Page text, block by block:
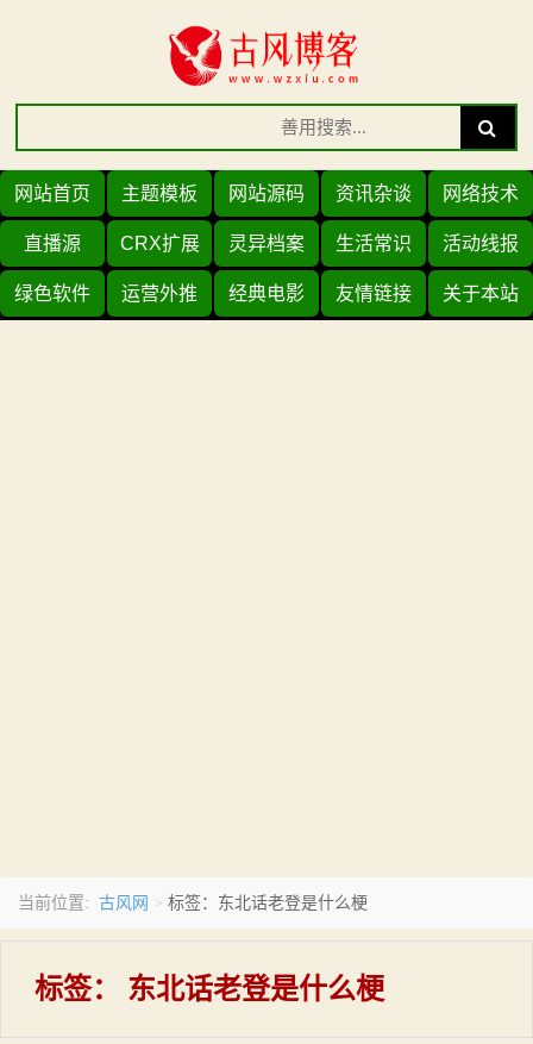
Search
for:
Search
网站首页 主题模板 网站源码 资讯杂谈 网络技术
直播源 CRX扩展 灵异档案 生活常识 活动线报
绿色软件 运营外推 经典电影 友情链接 关于本站
当前位置: 古风网 > 标签：东北话老登是什么梗
标签： 东北话老登是什么梗